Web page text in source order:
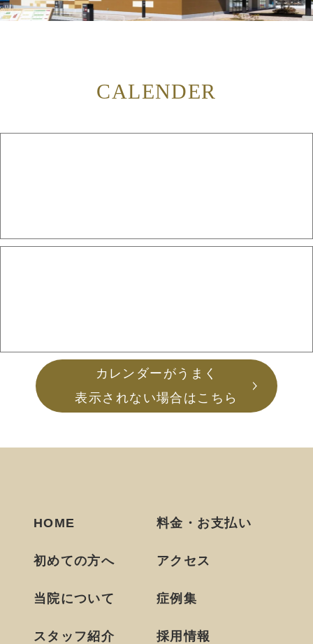
CALENDER
カレンダーがうまく
表示されない場合はこちら
HOME
初めての方へ
当院について
スタッフ紹介
料金・お支払い
アクセス
症例集
採用情報